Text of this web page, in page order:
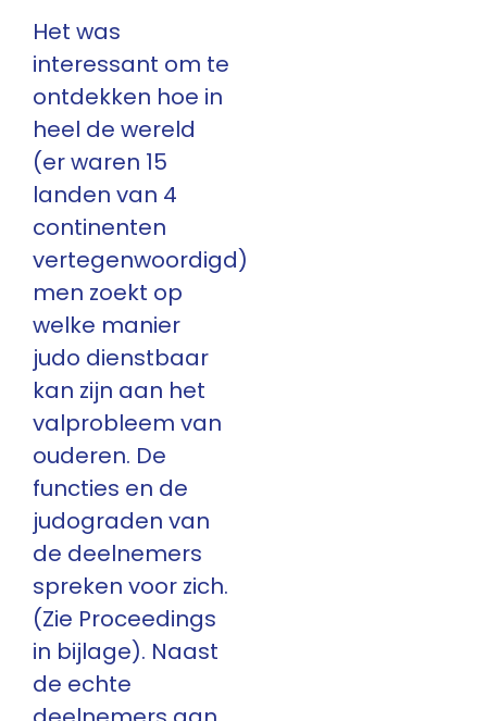
Het was
interessant om te
ontdekken hoe in
heel de wereld
(er waren 15
landen van 4
continenten
vertegenwoordigd)
men zoekt op
welke manier
judo dienstbaar
kan zijn aan het
valprobleem van
ouderen. De
functies en de
judograden van
de deelnemers
spreken voor zich.
(Zie Proceedings
in bijlage). Naast
de echte